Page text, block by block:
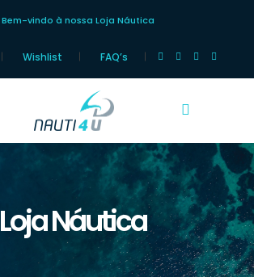
Bem-vindo à nossa Loja Náutica
Wishlist FAQ’s
Loja Náutica